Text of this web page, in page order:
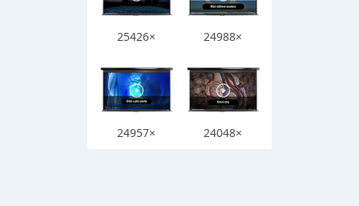
25426× 24988×
24957× 24048×